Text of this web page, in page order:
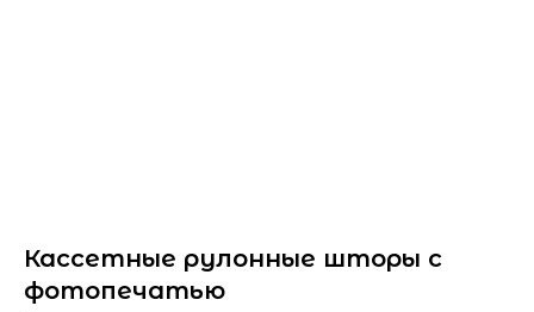
Кассетные рулонные шторы с
фотопечатью